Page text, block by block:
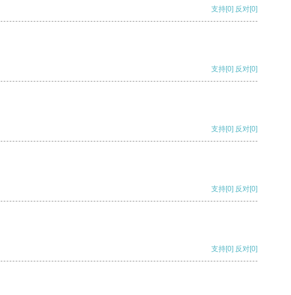
支持[0] 反对[0]
支持[0] 反对[0]
支持[0] 反对[0]
支持[0] 反对[0]
支持[0] 反对[0]